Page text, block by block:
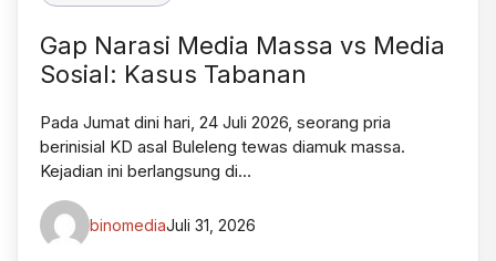
Gap Narasi Media Massa vs Media
Sosial: Kasus Tabanan
Pada Jumat dini hari, 24 Juli 2026, seorang pria
berinisial KD asal Buleleng tewas diamuk massa.
Kejadian ini berlangsung di…
binomediaJuli 31, 2026